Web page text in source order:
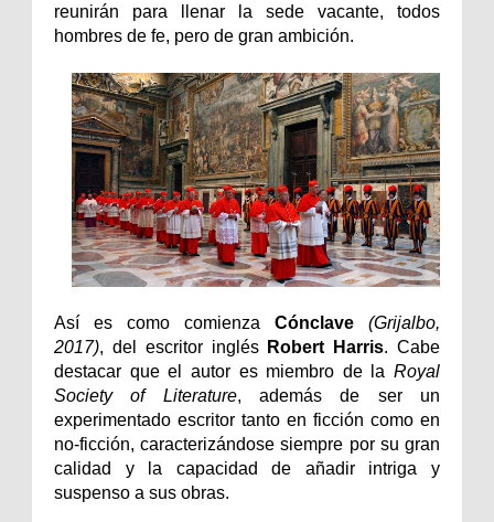
reunirán para llenar la sede vacante, todos
hombres de fe, pero de gran ambición.
Así es como comienza Cónclave (Grijalbo,
2017), del escritor inglés Robert Harris. Cabe
destacar que el autor es miembro de la Royal
Society of Literature, además de ser un
experimentado escritor tanto en ficción como en
no-ficción, caracterizándose siempre por su gran
calidad y la capacidad de añadir intriga y
suspenso a sus obras.